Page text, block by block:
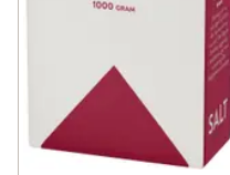
(16)
Pressad citrus & ingefära
Tryffel
Smaksatt salt